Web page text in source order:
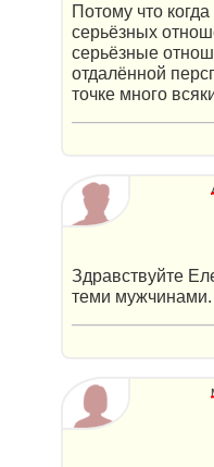
Потому что
серьёзных
серьёзные
отдалённой
точке много
Здравствуйте
теми мужчинами.